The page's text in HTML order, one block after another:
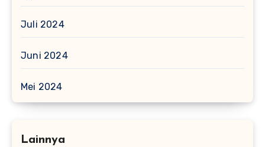
Juli 2024
Juni 2024
Mei 2024
Lainnya